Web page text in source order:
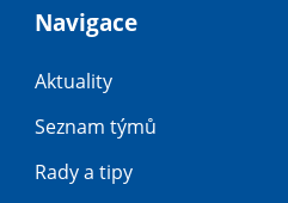
Navigace
Aktuality
Seznam týmů
Rady a tipy